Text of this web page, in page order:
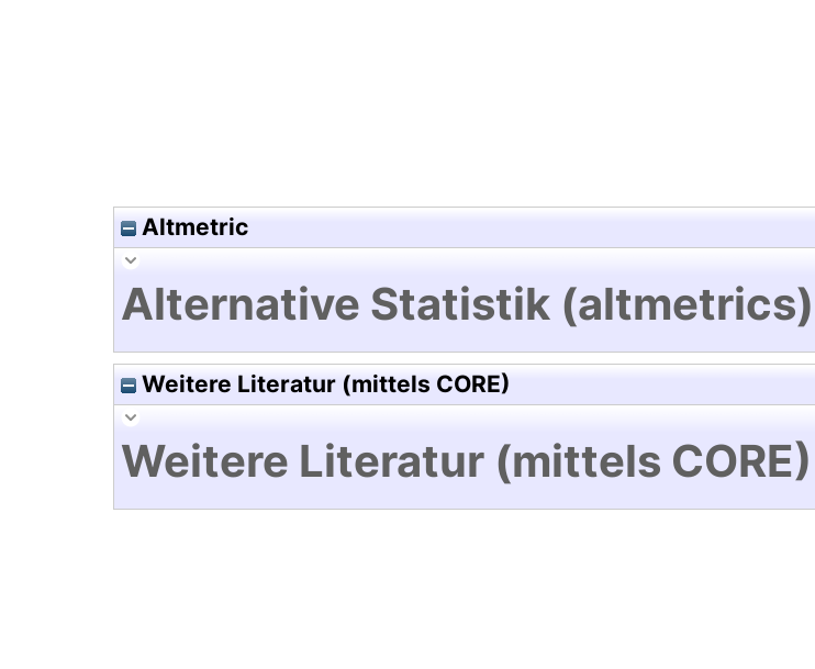
Altmetric
Alternative Statistik (altmetrics)
Weitere Literatur (mittels CORE)
Weitere Literatur (mittels CORE)